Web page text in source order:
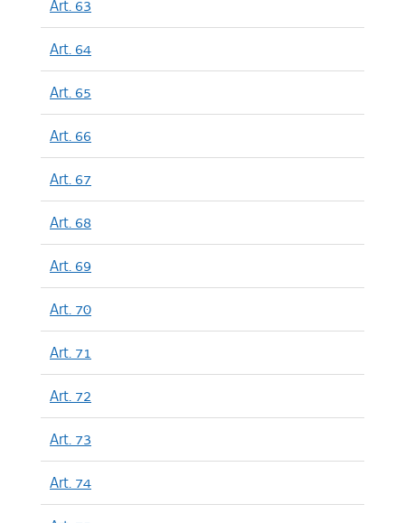
Art. 63
Art. 64
Art. 65
Art. 66
Art. 67
Art. 68
Art. 69
Art. 70
Art. 71
Art. 72
Art. 73
Art. 74